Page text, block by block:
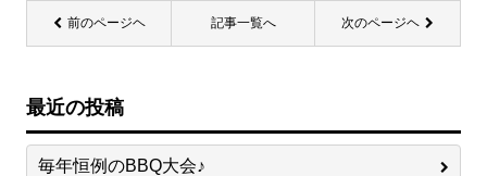
前のページヘ 記事一覧へ 次のページヘ
最近の投稿
毎年恒例のBBQ大会♪